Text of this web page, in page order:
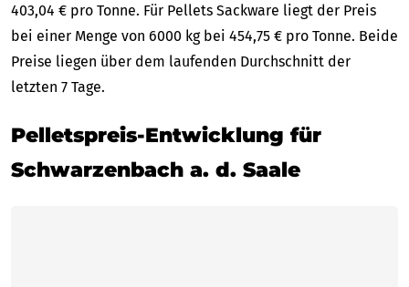
403,04 € pro Tonne. Für Pellets Sackware liegt der Preis
bei einer Menge von 6000 kg bei 454,75 € pro Tonne. Beide
Preise liegen über dem laufenden Durchschnitt der
letzten 7 Tage.
Pelletspreis-Entwicklung für
Schwarzenbach a. d. Saale